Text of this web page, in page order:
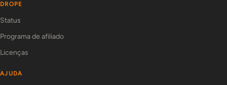
DROPE
Status
Programa de afiliado
Licenças
AJUDA